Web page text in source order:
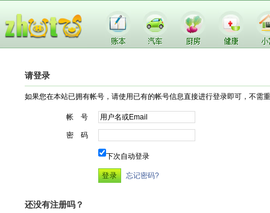
请登录
如果您在本站已拥有帐号，请使用已有的帐号信息直接进行登录即可，不需
帐 号
密 码
下次自动登录
忘记密码?
还没有注册吗？